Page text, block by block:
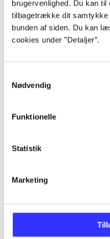
brugervenlighed. Du kan
tilbagetrække dit samtykke
bunden af siden. Du kan
cookies under ”Detaljer”.
Nødvendig
Funktionelle
Statistik
Marketing
...